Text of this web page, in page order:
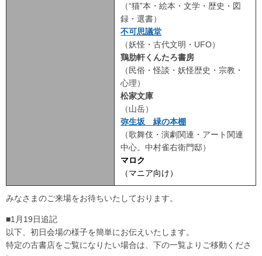
（“猫”本・絵本・文学・歴史・図
録・選書）
不可思議堂
（妖怪・古代文明・UFO）
鶏肋軒くんたろ書房
（民俗・怪談・妖怪歴史・宗教・
心理）
松家文庫
（山岳）
弥生坂 緑の本棚
（歌舞伎・演劇関連・アート関連
中心。中村雀右衛門邸）
マロク
（マニア向け）
みなさまのご来場をお待ちいたしております。
■1月19日追記
以下、初日会場の様子を簡単にお伝えいたします。
特定の古書店をご覧になりたい場合は、下の一覧よりご移動くださ